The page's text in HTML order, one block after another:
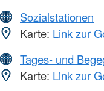
Sozialstationen
Karte: Link zur
Tages- und
Karte: Link zur